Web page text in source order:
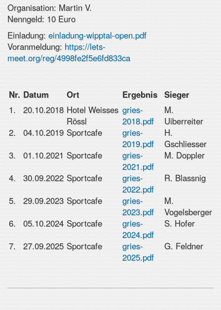
Organisation: Martin V.
Nenngeld: 10 Euro
Einladung: einladung-wipptal-open.pdf
Voranmeldung: https://lets-
meet.org/reg/4998fe2f5e6fd833ca
Nr. Datum Ort Ergebnis Sieger
1.
20.10.2018 Hotel Weisses
Rössl
gries-
2018.pdf
M.
Uiberreiter
2.
04.10.2019 Sportcafe
gries-
2019.pdf
H.
Gschliesser
3.
01.10.2021 Sportcafe
gries-
2021.pdf
M. Doppler
4.
30.09.2022 Sportcafe
gries-
2022.pdf
R. Blassnig
5.
29.09.2023 Sportcafe
gries-
2023.pdf
M.
Vogelsberger
6.
05.10.2024 Sportcafe
gries-
2024.pdf
S. Hofer
7.
27.09.2025 Sportcafe
gries-
2025.pdf
G. Feldner